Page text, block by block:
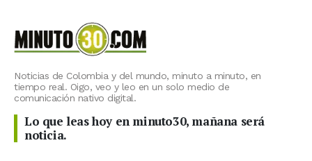
Noticias de Colombia y del mundo, minuto a minuto, en
tiempo real. Oigo, veo y leo en un solo medio de
comunicación nativo digital.
Lo que leas hoy en minuto30, mañana será
noticia.